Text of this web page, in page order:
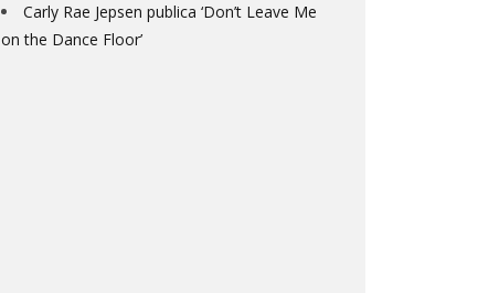
Carly Rae Jepsen publica ‘Don’t Leave Me
on the Dance Floor’